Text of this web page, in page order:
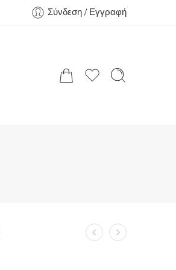
Σύνδεση / Εγγραφή